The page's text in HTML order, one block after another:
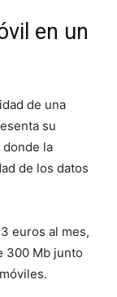
en un
de una
su
donde la
de los datos
euros al mes,
300 Mb junto